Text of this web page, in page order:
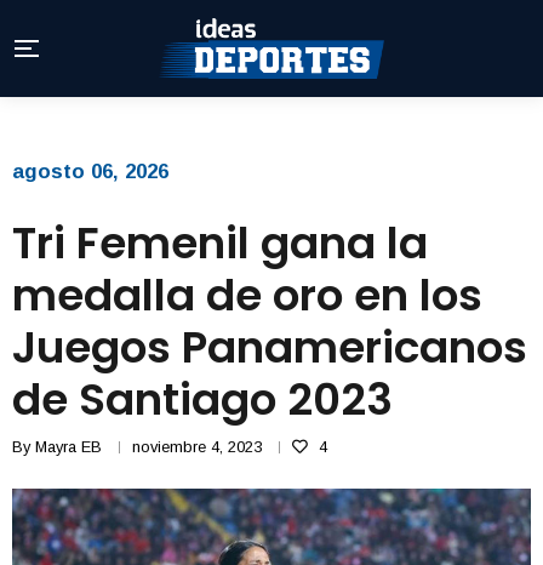
agosto 06, 2026
Tri Femenil gana la
medalla de oro en los
Juegos Panamericanos
de Santiago 2023
By Mayra EB noviembre 4, 2023 4